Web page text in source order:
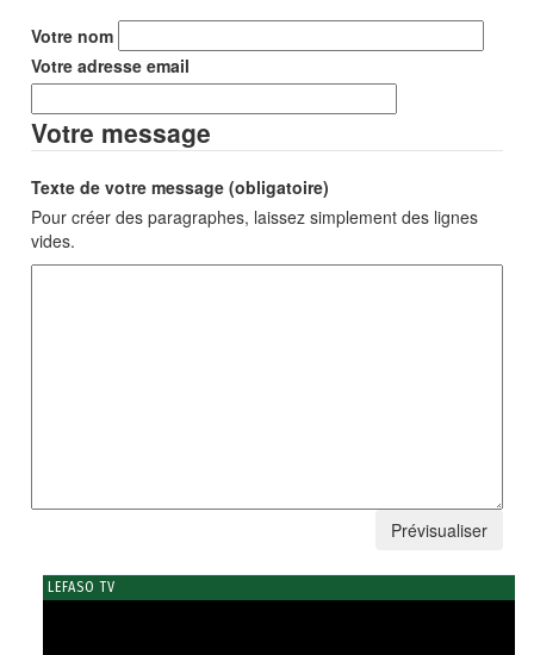
Votre nom
Votre adresse email
Votre message
Texte de votre message (obligatoire)
Pour créer des paragraphes, laissez simplement des lignes
vides.
LEFASO TV